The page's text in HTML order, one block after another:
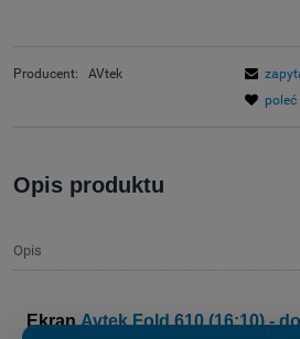
Producent: AVtek
Opis produktu
Opis
EkranAvtek Fold 610 (16:10) -